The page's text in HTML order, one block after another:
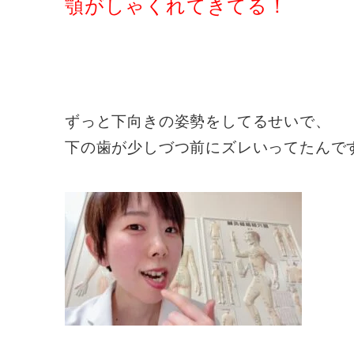
顎がしゃくれてきてる！
ずっと下向きの姿勢をしてるせいで、
下の歯が少しづつ前にズレいってたんで